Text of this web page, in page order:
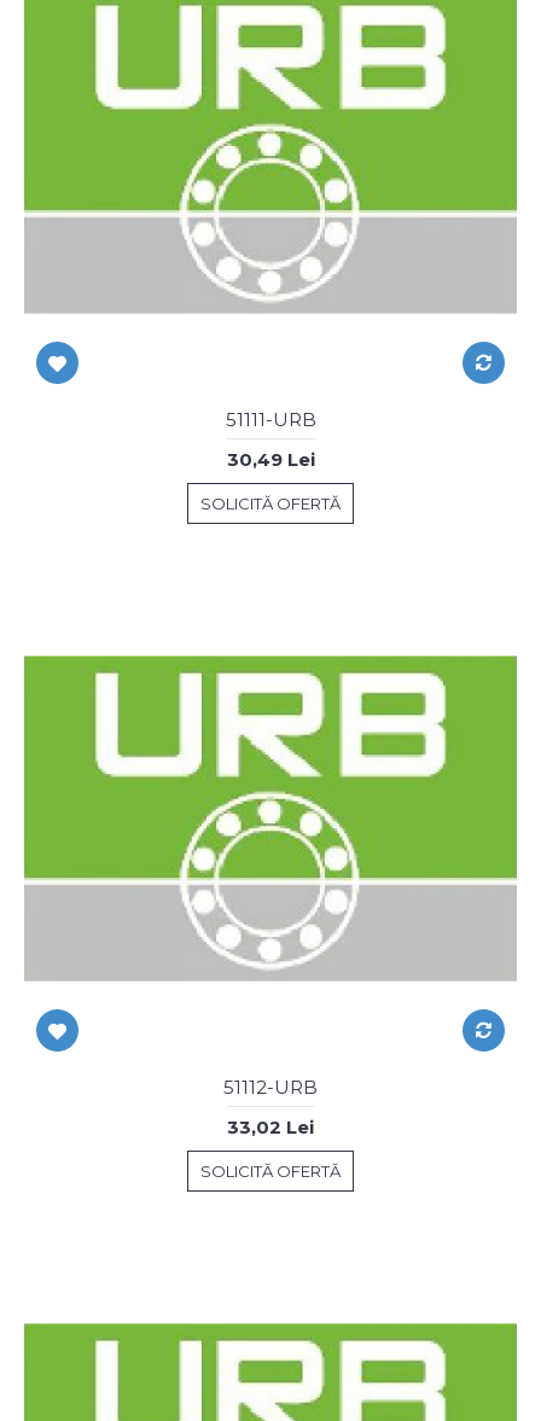
51111-URB
30,49 Lei
SOLICITĂ OFERTĂ
51112-URB
33,02 Lei
SOLICITĂ OFERTĂ